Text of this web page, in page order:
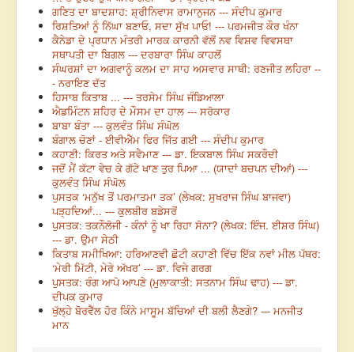
ਗਣਿਤ ਦਾ ਬਾਦਸ਼ਾਹ: ਸ਼੍ਰੀਨਿਵਾਸ ਰਾਮਾਨੁਜਨ --- ਸੰਦੀਪ ਕੁਮਾਰ
ਰਿਸ਼ਤਿਆਂ ਨੂੰ ਨਿੱਘਾ ਬਣਾਓ, ਸਦਾ ਸੁੱਖ ਪਾਓ! --- ਪਰਮਜੀਤ ਕੌਰ ਖੰਨਾ
ਕੈਨੇਡਾ ਦੇ ਪ੍ਰਧਾਨ ਮੰਤਰੀ ਮਾਰਕ ਕਾਰਨੀ ਵੱਲੋਂ ਨਵ ਵਿਸ਼ਵ ਵਿਵਸਥਾ
ਸਥਾਪਤੀ ਦਾ ਬਿਗਲ --- ਦਰਬਾਰਾ ਸਿੰਘ ਕਾਹਲੋਂ
ਸੰਘਰਸ਼ਾਂ ਦਾ ਅਗਵਾਨੂੰ ਕਲਮ ਦਾ ਸਾਹ ਅਸਵਾਰ ਸਾਥੀ: ਰਣਜੀਤ ਲਹਿਰਾ --
- ਨਰਾਇਣ ਦੱਤ
ਹਿਸਾਬ ਕਿਤਾਬ ... --- ਤਰਸੇਮ ਸਿੰਘ ਜੰਡਿਆਲਾ
ਐਡਮਿੰਟਨ ਸ਼ਹਿਰ ਦੇ ਮੌਸਮ ਦਾ ਹਾਲ --- ਸਰੋਕਾਰ
ਬਾਬਾ ਬੰਤਾ --- ਕੁਲਵੰਤ ਸਿੰਘ ਸੰਘੋਲ
ਬੰਗਾਲ ਚੋਣਾਂ - ਈਵੀਐੱਮ ਫਿਰ ਜਿੱਤ ਗਈ --- ਸੰਦੀਪ ਕੁਮਾਰ
ਕਹਾਣੀ: ਕਿਰਤ ਅਤੇ ਸਵੈਮਾਣ --- ਡਾ. ਇਕਬਾਲ ਸਿੰਘ ਸਕਰੌਦੀ
ਜਦੋਂ ਮੈਂ ਕੱਟਾ ਵੇਚ ਕੇ ਗੱਟੇ ਖਾਣ ਤੁਰ ਪਿਆ ... (ਯਾਦਾਂ ਬਚਪਨ ਦੀਆਂ) ---
ਕੁਲਵੰਤ ਸਿੰਘ ਸੰਘੋਲ
ਪੁਸਤਕ ‘ਮਨੁੱਖ ਤੋਂ ਪਰਮਾਤਮਾ ਤਕ’ (ਲੇਖਕ: ਸੁਖਰਾਜ ਸਿੰਘ ਬਾਜਵਾ)
ਪੜ੍ਹਦਿਆਂ... --- ਕੁਲਬੀਰ ਬਡੇਸਰੋਂ
ਪੁਸਤਕ: ਤਕਨੌਲੋਜੀ - ਕੰਨਾਂ ਨੂੰ ਖਾ ਰਿਹਾ ਸੋਨਾ? (ਲੇਖਕ: ਇੰਜ. ਈਸ਼ਰ ਸਿੰਘ)
--- ਡਾ. ਉਮਾ ਸੇਠੀ
ਕਿਤਾਬ ਸਮੀਖਿਆ: ਹਰਿਆਣਵੀ ਛੋਟੀ ਕਹਾਣੀ ਵਿੱਚ ਇੱਕ ਨਵਾਂ ਮੀਲ ਪੱਥਰ:
‘ਮੇਰੀ ਮਿੱਟੀ, ਮੇਰੇ ਅੱਖਰ’ --- ਡਾ. ਵਿਜੇ ਗਰਗ
ਪੁਸਤਕ: ਰੰਗ ਆਪੋ ਆਪਣੇ (ਮੁਲਾਕਾਤੀ: ਸਤਨਾਮ ਸਿੰਘ ਢਾਹ) --- ਡਾ.
ਦੀਪਕ ਕੁਮਾਰ
ਖੁੱਲ੍ਹੇ ਬੋਰਵੈੱਲ ਹੋਰ ਕਿੰਨੇ ਮਾਸੂਮ ਬੱਚਿਆਂ ਦੀ ਬਲੀ ਲੈਣਗੇ? --- ਮਨਜੀਤ
ਮਾਨ